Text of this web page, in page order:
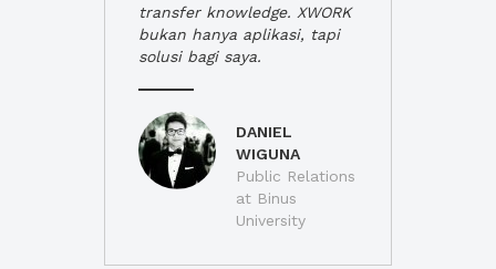
transfer knowledge. XWORK
bukan hanya aplikasi, tapi
solusi bagi saya.
DANIEL
WIGUNA
Public Relations
at Binus
University